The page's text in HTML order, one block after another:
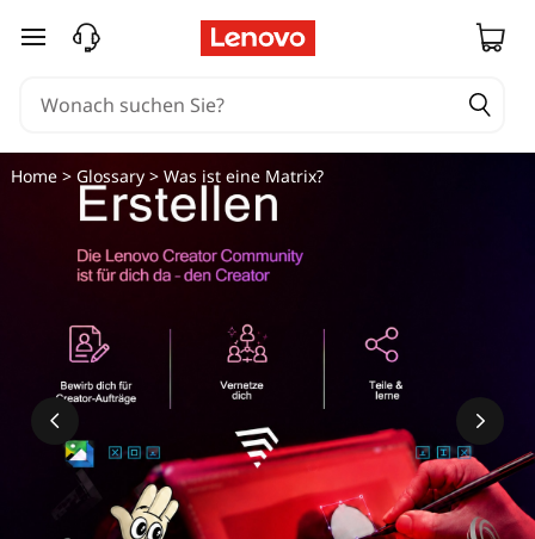
W
zum Hauptinhalt springen
Home> Glossary> Was ist eine Matrix?